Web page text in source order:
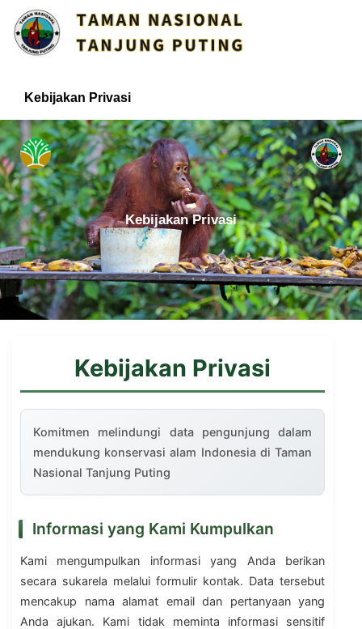
Kebijakan Privasi
Kebijakan Privasi
Kebijakan Privasi
Komitmen melindungi data pengunjung dalam
mendukung konservasi alam Indonesia di Taman
Nasional Tanjung Puting
Informasi yang Kami Kumpulkan
Kami mengumpulkan informasi yang Anda berikan
secara sukarela melalui formulir kontak. Data tersebut
mencakup nama alamat email dan pertanyaan yang
Anda ajukan. Kami tidak meminta informasi sensitif